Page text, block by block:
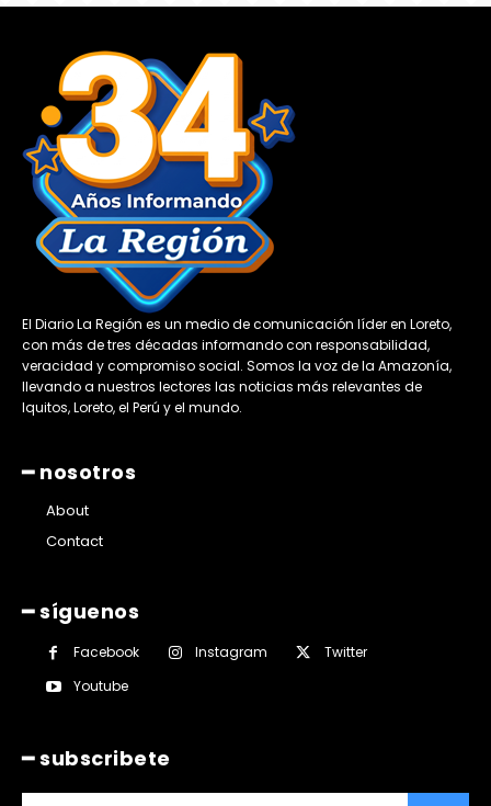
El Diario La Región es un medio de comunicación líder en Loreto,
con más de tres décadas informando con responsabilidad,
veracidad y compromiso social. Somos la voz de la Amazonía,
llevando a nuestros lectores las noticias más relevantes de
Iquitos, Loreto, el Perú y el mundo.
━ nosotros
About
Contact
━ síguenos
Facebook Instagram
Twitter
Youtube
━ subscribete